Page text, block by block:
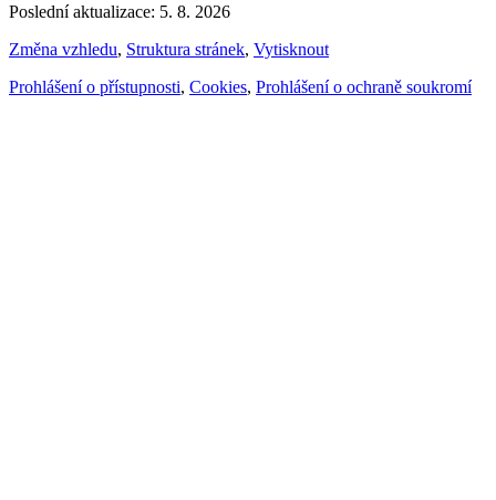
Poslední aktualizace: 5. 8. 2026
Změna vzhledu, Struktura stránek, Vytisknout
Prohlášení o přístupnosti, Cookies, Prohlášení o ochraně soukromí